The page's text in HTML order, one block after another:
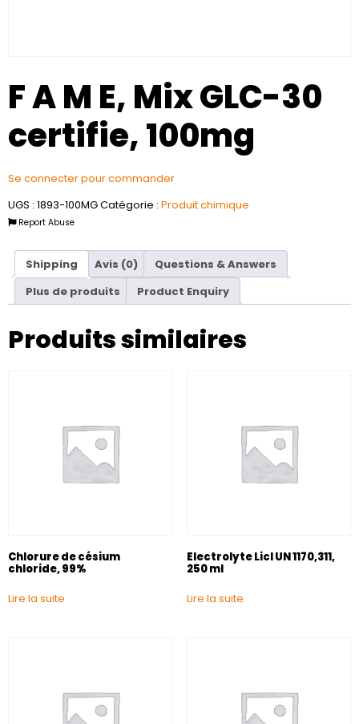
F A M E, Mix GLC-30
certifie, 100mg
Se connecter pour commander
UGS : 1893-100MGCatégorie : Produit chimique
Report Abuse
Shipping Avis (0)
Questions & Answers
Plus de produits
Product Enquiry
Produits similaires
Chlorure de césium
chloride, 99%
Lire la suite
Electrolyte Licl UN 1170,311,
250 ml
Lire la suite